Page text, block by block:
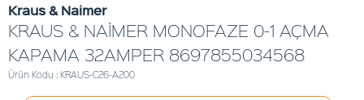
Kraus & Naimer
KRAUS & NAİMER MONOFAZE 0-1 AÇMA
KAPAMA 32AMPER 8697855034568
Ürün Kodu : KRAUS-C26-A200